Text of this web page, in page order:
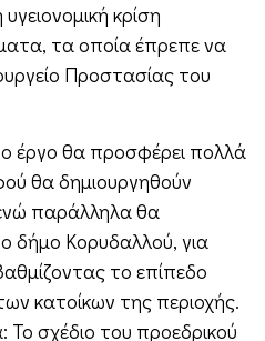
κρίση
τα οποία έπρεπε να
Προστασίας του
έργο θα προσφέρει πολλά
θα δημιουργηθούν
παράλληλα θα
δήμο Κορυδαλλού, για
το επίπεδο
κατοίκων της περιοχής.
σχέδιο του προεδρικού